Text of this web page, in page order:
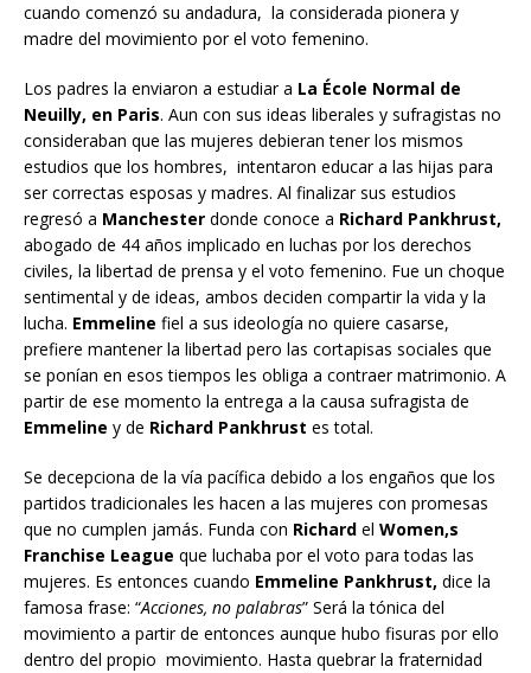
cuando comenzó su andadura, la considerada pionera y
madre del movimiento por el voto femenino.
Los padres la enviaron a estudiar a La École Normal de
Neuilly, en Paris. Aun con sus ideas liberales y sufragistas no
consideraban que las mujeres debieran tener los mismos
estudios que los hombres, intentaron educar a las hijas para
ser correctas esposas y madres. Al finalizar sus estudios
regresó a Manchester donde conoce a Richard Pankhrust,
abogado de 44 años implicado en luchas por los derechos
civiles, la libertad de prensa y el voto femenino. Fue un choque
sentimental y de ideas, ambos deciden compartir la vida y la
lucha. Emmeline fiel a sus ideología no quiere casarse,
prefiere mantener la libertad pero las cortapisas sociales que
se ponían en esos tiempos les obliga a contraer matrimonio. A
partir de ese momento la entrega a la causa sufragista de
Emmeline y de Richard Pankhrust es total.
Se decepciona de la vía pacífica debido a los engaños que los
partidos tradicionales les hacen a las mujeres con promesas
que no cumplen jamás. Funda con Richard el Women,s
Franchise League que luchaba por el voto para todas las
mujeres. Es entonces cuando Emmeline Pankhrust, dice la
famosa frase: “Acciones, no palabras” Será la tónica del
movimiento a partir de entonces aunque hubo fisuras por ello
dentro del propio movimiento. Hasta quebrar la fraternidad